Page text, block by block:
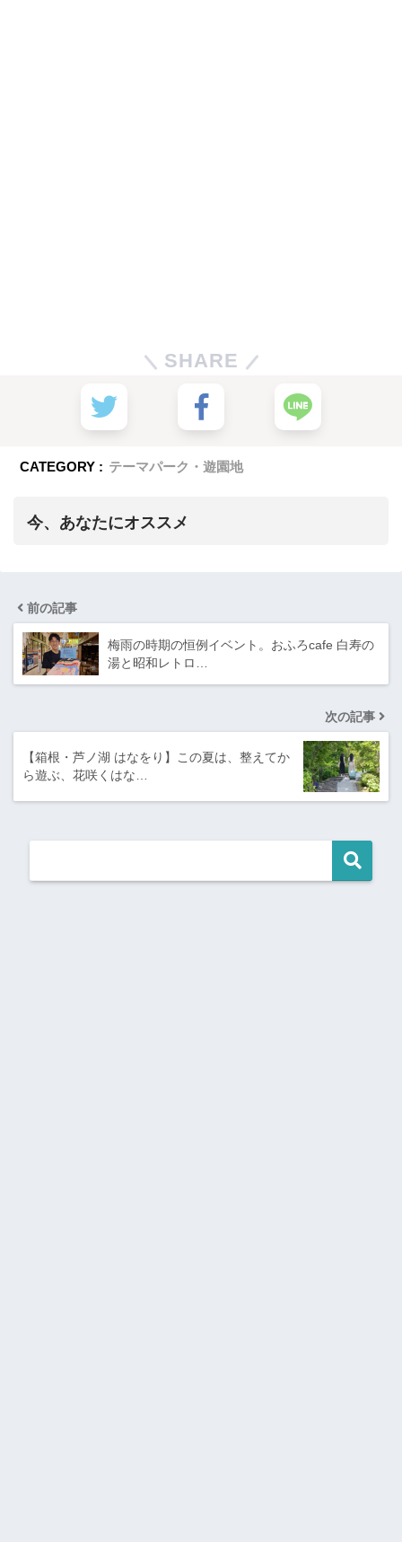
SHARE
CATEGORY : テーマパーク・遊園地
今、あなたにオススメ
前の記事
梅雨の時期の恒例イベント。おふろcafe 白寿の
湯と昭和レトロ…
次の記事
【箱根・芦ノ湖 はなをり】この夏は、整えてか
ら遊ぶ、花咲くはな…